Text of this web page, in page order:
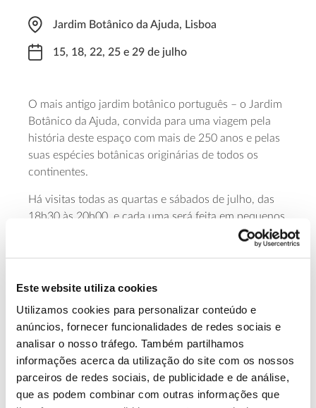
Este website utiliza cookies
Utilizamos cookies para personalizar conteúdo e
anúncios, fornecer funcionalidades de redes sociais e
analisar o nosso tráfego. Também partilhamos
informações acerca da utilização do site com os nossos
parceiros de redes sociais, de publicidade e de análise,
que as podem combinar com outras informações que
Jardim Botânico da Ajuda, Lisboa
15, 18, 22, 25 e 29 de julho
O mais antigo jardim botânico português – o Jardim
Botânico da Ajuda, convida para uma viagem pela
história deste espaço com mais de 250 anos e pelas
suas espécies botânicas originárias de todos os
continentes.
Há visitas todas as quartas e sábados de julho, das
18h30 às 20h00, e cada uma será feita em pequenos
grupos, de acordo com as recomendações da
Direção Geral da Saúde, com um custo de 5 euros
pelos 35000 metros quadrados do Jardim é
horas de antecedência.
Inscreva-se no email botanicoajuda@isaulisboa.pt ou
através do 924101712.
Saiba mais sobre as visitas guiadas